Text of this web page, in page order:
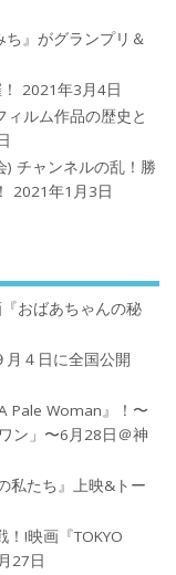
』がグランプリ＆
2021年3月4日
ルム作品の歴史と
) チャンネルの乱！勝
2021年1月3日
おばあちゃんの秘
４日に全国公開
Pale Woman』！〜
ン」〜6月28日＠神
私たち』上映&トー
!映画『TOKYO
27日